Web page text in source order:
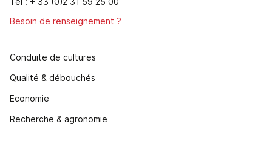
Besoin de renseignement ?
Conduite de cultures
Qualité & débouchés
Economie
Recherche & agronomie